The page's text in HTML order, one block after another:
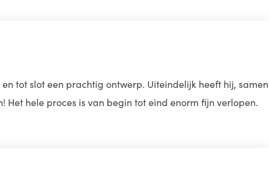
tot slot een prachtig ontwerp. Uiteindelijk heeft hij, samen
hele proces is van begin tot eind enorm fijn verlopen.